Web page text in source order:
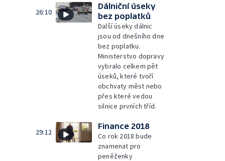
26:10
Dálniční úseky
bez poplatků
Další úseky dálnic
jsou od dnešního dne
bez poplatku.
Ministerstvo dopravy
vybralo celkem pět
úseků, které tvoří
obchvaty měst nebo
přes které vedou
silnice prvních tříd.
29:12
Finance 2018
Co rok 2018 bude
znamenat pro
peněženky